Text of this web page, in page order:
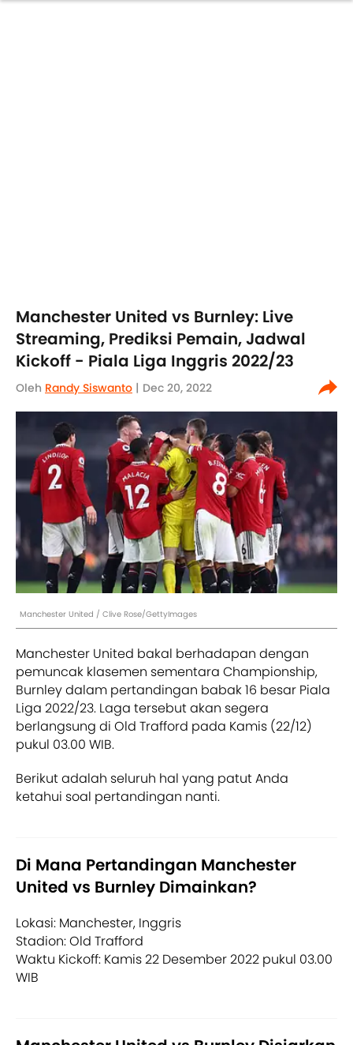
Manchester United vs Burnley: Live
Streaming, Prediksi Pemain, Jadwal
Kickoff - Piala Liga Inggris 2022/23
Oleh Randy Siswanto | Dec 20, 2022
Manchester United / Clive Rose/GettyImages
Manchester United bakal berhadapan dengan
pemuncak klasemen sementara Championship,
Burnley dalam pertandingan babak 16 besar Piala
Liga 2022/23. Laga tersebut akan segera
berlangsung di Old Trafford pada Kamis (22/12)
pukul 03.00 WIB.
Berikut adalah seluruh hal yang patut Anda
ketahui soal pertandingan nanti.
Di Mana Pertandingan Manchester
United vs Burnley Dimainkan?
Lokasi: Manchester, Inggris
Stadion: Old Trafford
Waktu Kickoff: Kamis 22 Desember 2022 pukul 03.00
WIB